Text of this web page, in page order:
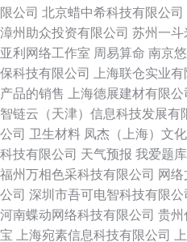
限公司 北京蜡中希科技有限公司
漳州助众投资有限公司 苏州一斗
亚利网络工作室 周易算命 南京
保科技有限公司
上海联仓实业有
产品的销售
上海德展建材有限公
智链云（天津）信息科技发展有
公司 卫生材料 凤杰（上海）文
科技有限公司 天气预报 我爱题库
福州万相色采科技有限公司 网
公司 深圳市吾可电智科技有限公
河南蝶动网络科技有限公司 贵州
宝
上海宛素信息科技有限公司